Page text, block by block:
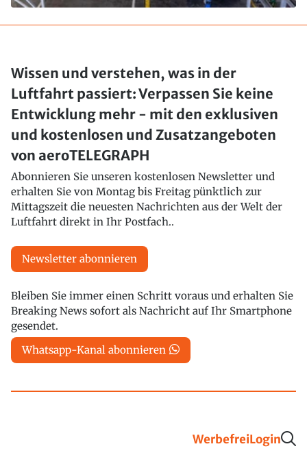
Wissen und verstehen, was in der
Luftfahrt passiert: Verpassen Sie keine
Entwicklung mehr - mit den exklusiven
und kostenlosen und Zusatzangeboten
von aeroTELEGRAPH
Abonnieren Sie unseren kostenlosen Newsletter und
erhalten Sie von Montag bis Freitag pünktlich zur
Mittagszeit die neuesten Nachrichten aus der Welt der
Luftfahrt direkt in Ihr Postfach..
Newsletter abonnieren
Bleiben Sie immer einen Schritt voraus und erhalten Sie
Breaking News sofort als Nachricht auf Ihr Smartphone
gesendet.
Whatsapp-Kanal abonnieren
WerbefreiLogin